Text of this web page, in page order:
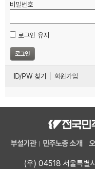
비밀번호
로그인 유지
ID/PW 찾기 회원가입
부설기관 민주노총 소개
(우) 04518 서울특별
부설기관
업무